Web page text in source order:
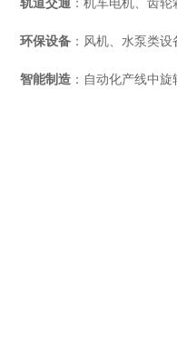
环保设备 ：风机、水泵类
智能制造 ：自动化产线中